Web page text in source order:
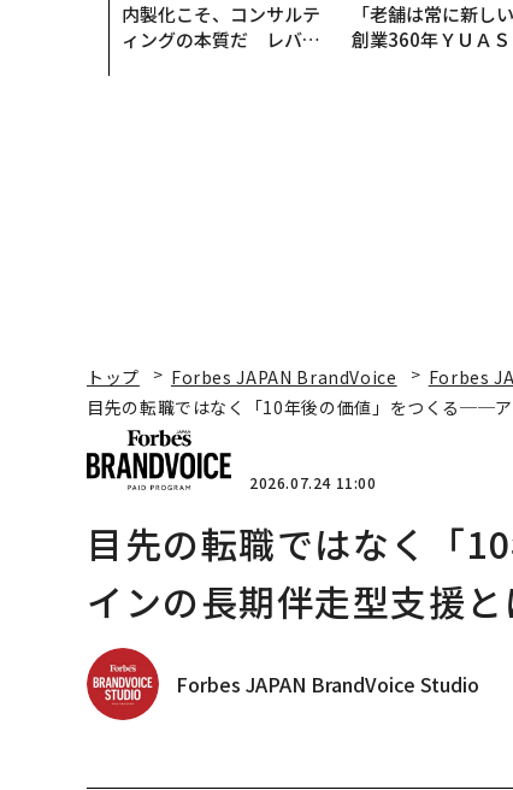
内製化こそ、コンサルテ
ィングの本質だ レバレ
「老舗は常に新しい
創業360年ＹＵＡ
トップ Forbes JAPAN BrandVoice
Forbes
目先の転職ではなく「10年後の価値」をつくる──
2026.07.24 11:00
目先の転職ではなく「
インの長期伴走型支援と
Forbes JAPAN BrandVoice Studio